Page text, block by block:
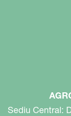
Sediu Central: